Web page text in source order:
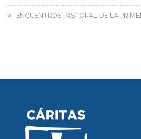
ENCUENTROS PASTORAL DE LA